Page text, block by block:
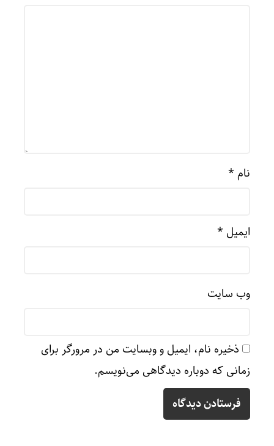
نام *
ایمیل *
وب‌ سایت
ذخیره نام، ایمیل و وبسایت من در مرورگر برای
زمانی که دوباره دیدگاهی می‌نویسم.